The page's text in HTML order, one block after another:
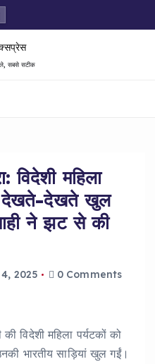
सबसे सटीक
महिला
देखते-देखते खुल
ने झट से की
2025 0 Comments
विदेशी महिला पर्यटकों को
भारतीय साड़ियां खुल गईं।